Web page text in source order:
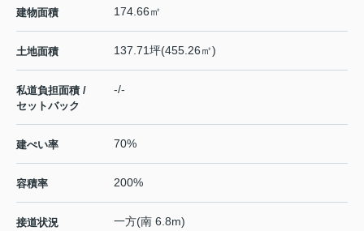
建物面積 174.66㎡
土地面積 137.71坪(455.26㎡)
私道負担面積 /
セットバック
-/-
建ぺい率 70%
容積率 200%
接道状況 一方(南 6.8m)